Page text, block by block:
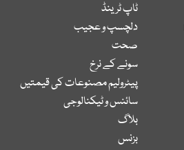
ٹاپ ٹرینڈ
دلچسپ و عجیب
صحت
سونے کے نرخ
پیٹرولیم مصنوعات کی قیمتیں
سائنس و ٹیکنالوجی
بلاگ
بزنس